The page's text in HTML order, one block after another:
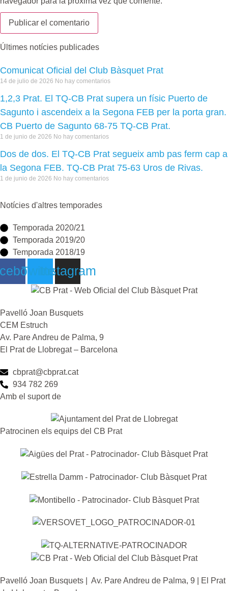
Últimes notícies publicades
Comunicat Oficial del Club Bàsquet Prat
14 de julio de 2026 No hay comentarios
1,2,3 Prat. El TQ-CB Prat supera un físic Puerto de
Sagunto i ascendeix a la Segona FEB per la porta gran.
CB Puerto de Sagunto 68-75 TQ-CB Prat.
1 de junio de 2026 No hay comentarios
Dos de dos. El TQ-CB Prat segueix amb pas ferm cap a
la Segona FEB. TQ-CB Prat 75-63 Uros de Rivas.
1 de junio de 2026 No hay comentarios
Notícies d'altres temporades
Temporada 2020/21
Temporada 2019/20
Temporada 2018/19
TwitterInstagram
Pavelló Joan Busquets
CEM Estruch
Av. Pare Andreu de Palma, 9
El Prat de Llobregat – Barcelona
cbprat@cbprat.cat
934 782 269
Amb el suport de
Patrocinen els equips del CB Prat
Pavelló Joan Busquets | Av. Pare Andreu de Palma, 9 | El Prat